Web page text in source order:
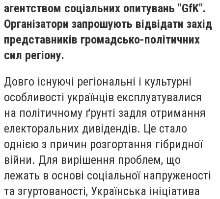
агентством соціальних опитувань "GfK".
Організатори запрошують відвідати захід
представників громадсько-політичних
сил регіону.
Довго існуючі регіональні і культурні
особливості українців експлуатувалися
на політичному ґрунті задля отримання
електоральних дивідендів. Це стало
однією з причин розгортання гібридної
війни. Для вирішення проблем, що
лежать в основі соціальної напруженості
та згуртованості, Українська ініціатива